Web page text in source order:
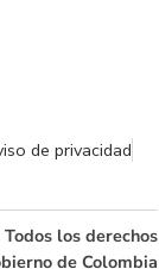
de privacidad
los derechos
de Colombia